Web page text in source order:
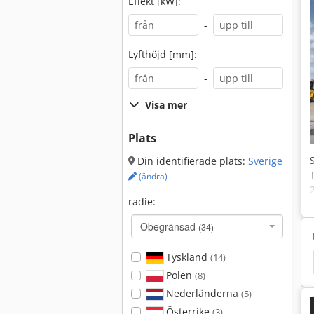
-
Lyfthöjd [mm]:
-
Visa mer
Plats
Din identifierade plats: Sverige
(ändra)
radie:
Obegränsad (34)
Tyskland (14)
Polen (8)
Nederländerna (5)
Kubota Bx 2370 Kubota Bx 2350